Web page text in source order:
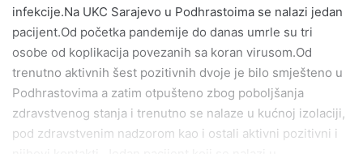
infekcije.Na UKC Sarajevo u Podhrastoima se nalazi jedan
pacijent.Od početka pandemije do danas umrle su tri
osobe od koplikacija povezanih sa koran virusom.Od
trenutno aktivnih šest pozitivnih dvoje je bilo smješteno u
Podhrastovima a zatim otpušteno zbog poboljšanja
zdravstvenog stanja i trenutno se nalaze u kućnoj izolaciji,
pod zdravstvenim nadzorom kao i ostali aktivni pozitivni i